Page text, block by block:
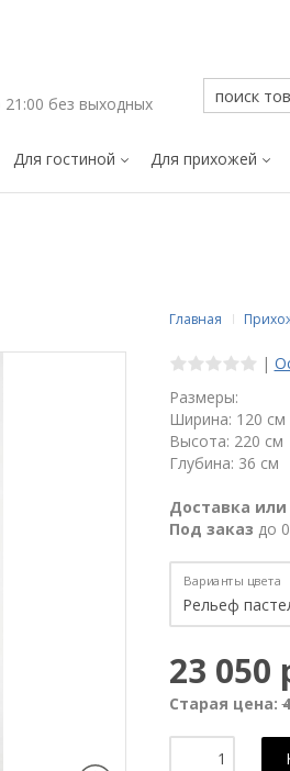
21:00 без выходных
Для гостиной Для прихожей
Главная
|
Размеры:
Ширина: 120 см
Высота: 220 см
Глубина: 36 см
Доставка
Под заказ до
Варианты цвета
23 050
Старая цена: